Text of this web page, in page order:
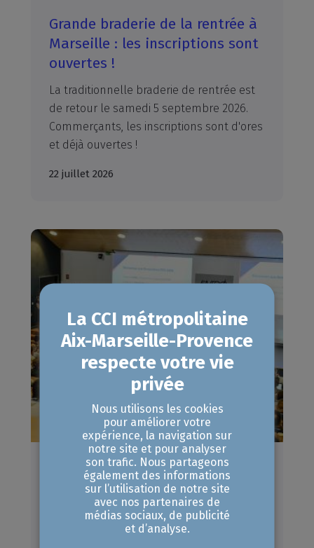
Grande braderie de la rentrée à
Marseille : les inscriptions sont
ouvertes !
La traditionnelle braderie de rentrée est
de retour le samedi 5 septembre 2026.
Commerçants, les inscriptions sont d'ores
et déjà ouvertes !
22 juillet 2026
Rencontres ITER à
Aix-en-Provence : des besoins
identifiés pour des marchés à
Nous utilisons les cookies
pour améliorer votre
expérience, la navigation sur
notre site et pour analyser
son trafic. Nous partageons
également des informations
sur l’utilisation de notre site
avec nos partenaires de
médias sociaux, de publicité
et d’analyse.